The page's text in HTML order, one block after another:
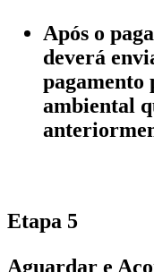
Após o
deverá
pagamento
ambiental
Etapa 5
Aguardar e